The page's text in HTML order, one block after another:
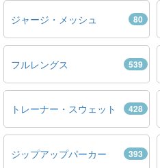
ジャージ・メッシュ 80
フルレングス 539
トレーナー・スウェット 428
ジップアップパーカー 393